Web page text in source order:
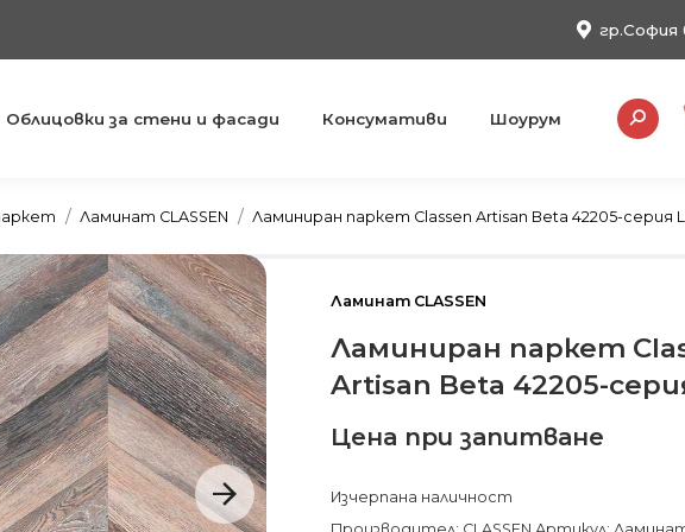
гр.София
Облицовки за стени и фасади Консумативи Шоурум
Search:
You are here:
Ламинат CLASSEN Ламиниран паркет Classen Artisan Beta 42205-серия
Ламинат CLASSEN
Ламиниран паркет
Artisan Beta 42205-
Цена при запитване
Изчерпана наличност